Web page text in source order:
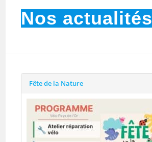
Nos actualités
Fête de la Nature